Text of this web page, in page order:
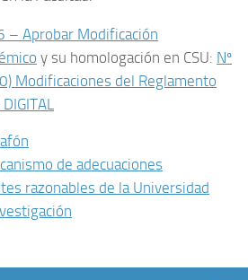
– Aprobar Modificación
y su homologación en CSU: Nº
Modificaciones del Reglamento
de adecuaciones
razonables de la Universidad